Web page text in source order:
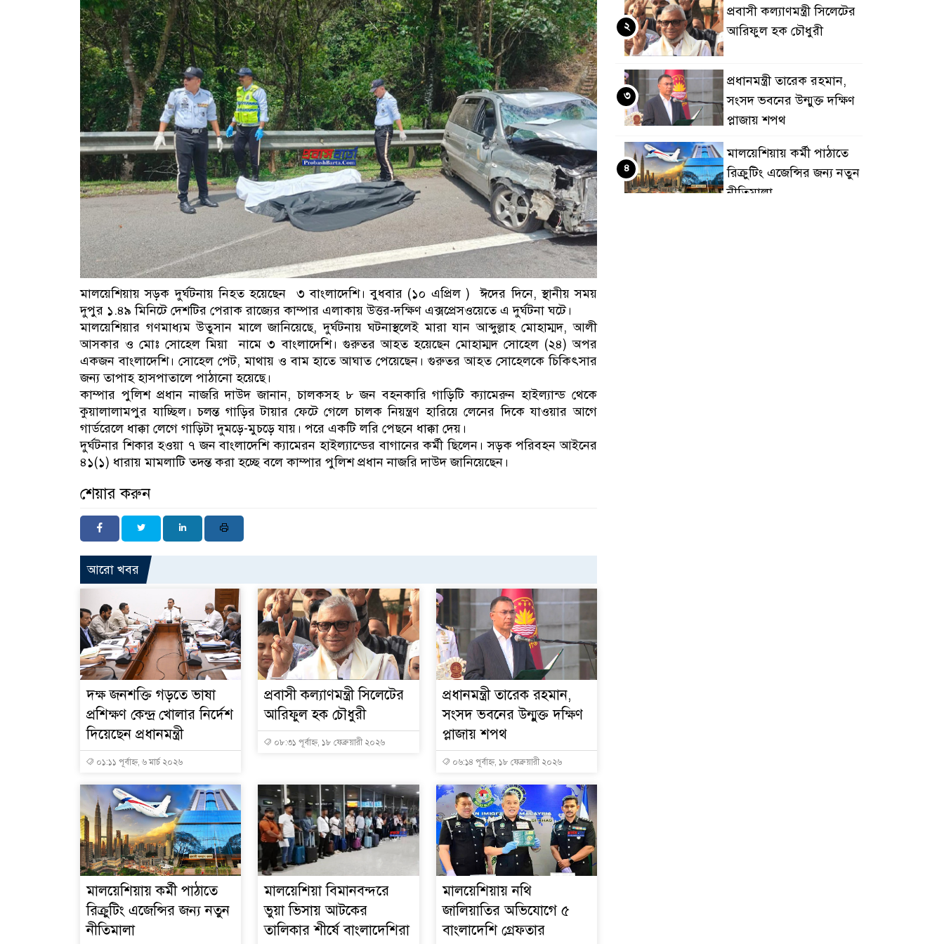
মালয়েশিয়ায় সড়ক দুর্ঘটনায় নিহত হয়েছেন ৩ বাংলাদেশি। বুধবার (১০ এপ্রিল ) ঈদের দিনে, স্থানীয় সময়
দুপুর ১.৪৯ মিনিটে দেশটির পেরাক রাজ্যের কাম্পার এলাকায় উত্তর-দক্ষিণ এক্সপ্রেসওয়েতে এ দুর্ঘটনা ঘটে।
মালয়েশিয়ার গণমাধ্যম উতুসান মালে জানিয়েছে, দুর্ঘটনায় ঘটনাস্থলেই মারা যান আব্দুল্লাহ মোহাম্মদ, আলী
আসকার ও মোঃ সোহেল মিয়া নামে ৩ বাংলাদেশি। গুরুতর আহত হয়েছেন মোহাম্মদ সোহেল (২৪) অপর
একজন বাংলাদেশি। সোহেল পেট, মাথায় ও বাম হাতে আঘাত পেয়েছেন। গুরুতর আহত সোহেলকে চিকিৎসার
জন্য তাপাহ হাসপাতালে পাঠানো হয়েছে।
কাম্পার পুলিশ প্রধান নাজরি দাউদ জানান, চালকসহ ৮ জন বহনকারি গাড়িটি ক্যামেরুন হাইল্যান্ড থেকে
কুয়ালালামপুর যাচ্ছিল। চলন্ত গাড়ির টায়ার ফেটে গেলে চালক নিয়ন্ত্রণ হারিয়ে লেনের দিকে যাওয়ার আগে
গার্ডরেলে ধাক্কা লেগে গাড়িটা দুমড়ে-মুচড়ে যায়। পরে একটি লরি পেছনে ধাক্কা দেয়।
দুর্ঘটনার শিকার হওয়া ৭ জন বাংলাদেশি ক্যামেরন হাইল্যান্ডের বাগানের কর্মী ছিলেন। সড়ক পরিবহন আইনের
৪১(১) ধারায় মামলাটি তদন্ত করা হচ্ছে বলে কাম্পার পুলিশ প্রধান নাজরি দাউদ জানিয়েছেন।
শেয়ার করুন
আরো খবর
দক্ষ জনশক্তি গড়তে ভাষা
প্রশিক্ষণ কেন্দ্র খোলার নির্দেশ
দিয়েছেন প্রধানমন্ত্রী
০১:১১ পূর্বাহ্ন, ৬ মার্চ ২০২৬
প্রবাসী কল্যাণমন্ত্রী সিলেটের
আরিফুল হক চৌধুরী
০৮:৩১ পূর্বাহ্ন, ১৮ ফেব্রুয়ারী ২০২৬
প্রধানমন্ত্রী তারেক রহমান,
সংসদ ভবনের উন্মুক্ত দক্ষিণ
প্লাজায় শপথ
০৬:১৪ পূর্বাহ্ন, ১৮ ফেব্রুয়ারী ২০২৬
মালয়েশিয়ায় কর্মী পাঠাতে
রিক্রুটিং এজেন্সির জন্য নতুন
নীতিমালা
মালয়েশিয়া বিমানবন্দরে
ভুয়া ভিসায় আটকের
তালিকার শীর্ষে বাংলাদেশিরা
মালয়েশিয়ায় নথি
জালিয়াতির অভিযোগে ৫
বাংলাদেশি গ্রেফতার
প্রবাসী কল্যাণমন্ত্রী সিলেটের
আরিফুল হক চৌধুরী
২
প্রধানমন্ত্রী তারেক রহমান,
সংসদ ভবনের উন্মুক্ত দক্ষিণ
প্লাজায় শপথ
৩
মালয়েশিয়ায় কর্মী পাঠাতে
রিক্রুটিং এজেন্সির জন্য নতুন
নীতিমালা
৪